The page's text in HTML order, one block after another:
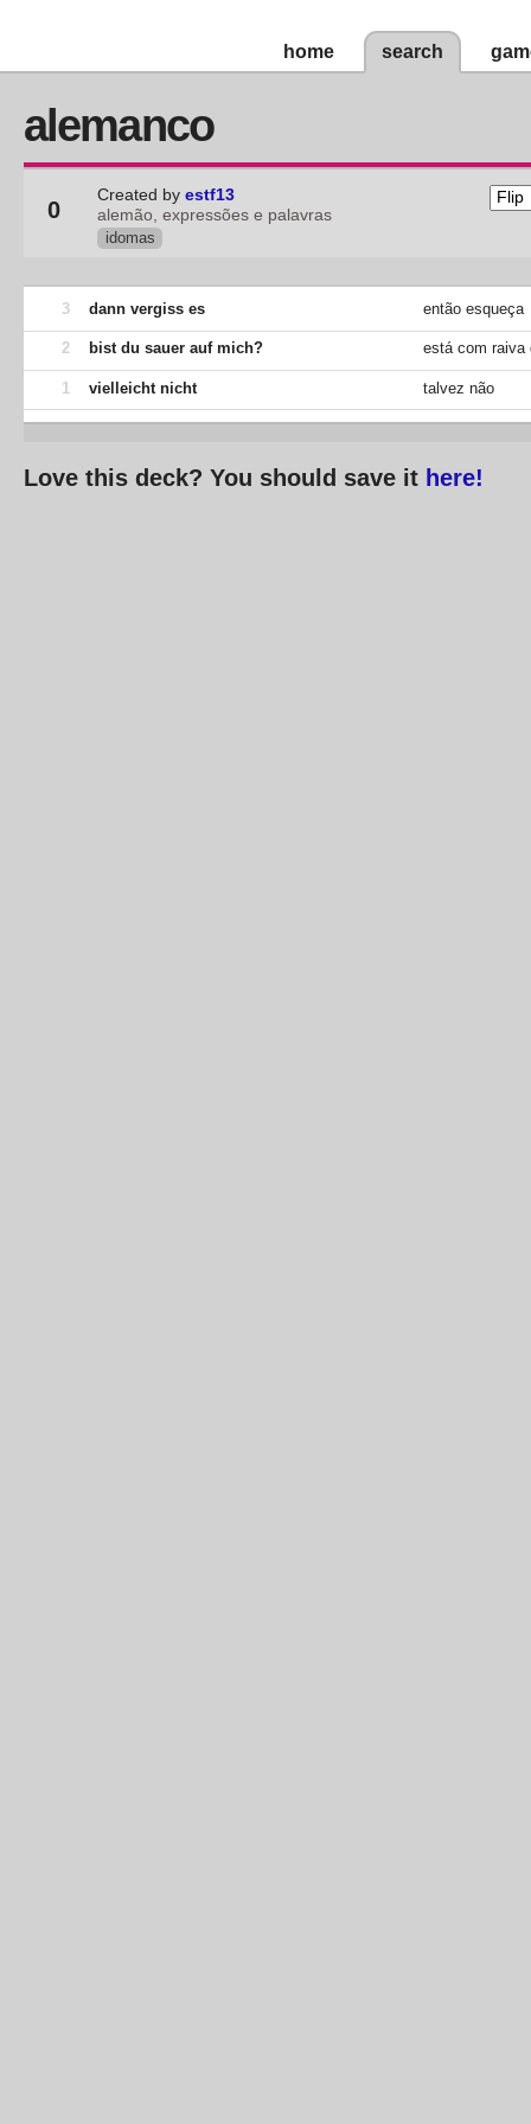
home search
alemanco
0
Created byestf13
alemão, expressões e palavras
idomas
3 dann vergiss es então esqueça
2 bist du sauer auf mich? está com raiva
1 vielleicht nicht talvez não
Love this deck? You should save it here!